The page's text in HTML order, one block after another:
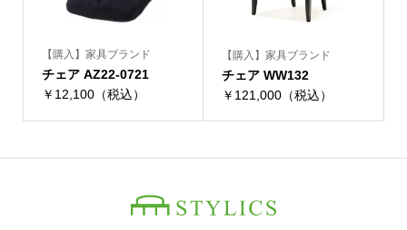
【購入】家具ブランド
チェア AZ22-0721
￥12,100（税込）
【購入】家具ブランド
チェア WW132
￥121,000（税込）